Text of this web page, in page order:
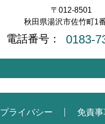
〒012-8501
秋田県湯沢市佐竹町1
電話番号： 0183-
プライバシー 免責